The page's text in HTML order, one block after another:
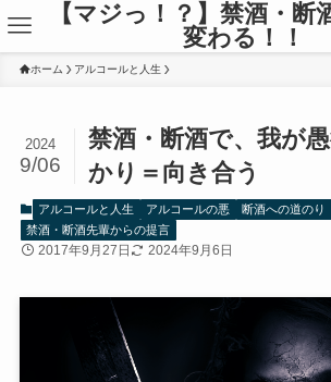
【マジっ！？】禁酒・断
変わる！！
ホーム アルコールと人生
禁酒・断酒で、我が
かり＝向き合う
2024
9/06
アルコールと人生 アルコールの悪 断酒への道のり
禁酒・断酒先輩からの提言
2017年9月27日 2024年9月6日